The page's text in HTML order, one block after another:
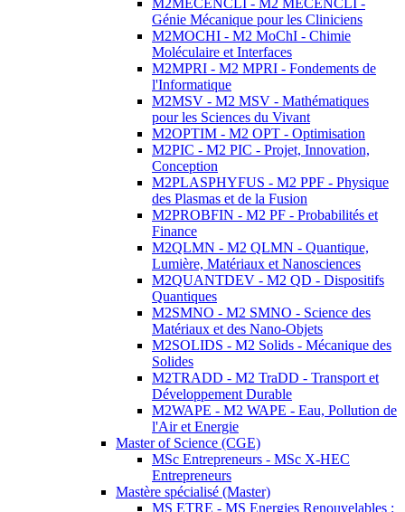
M2MECENCLI - M2 MECENCLI -
Génie Mécanique pour les Cliniciens
M2MOCHI - M2 MoChI - Chimie
Moléculaire et Interfaces
M2MPRI - M2 MPRI - Fondements de
l'Informatique
M2MSV - M2 MSV - Mathématiques
pour les Sciences du Vivant
M2OPTIM - M2 OPT - Optimisation
M2PIC - M2 PIC - Projet, Innovation,
Conception
M2PLASPHYFUS - M2 PPF - Physique
des Plasmas et de la Fusion
M2PROBFIN - M2 PF - Probabilités et
Finance
M2QLMN - M2 QLMN - Quantique,
Lumière, Matériaux et Nanosciences
M2QUANTDEV - M2 QD - Dispositifs
Quantiques
M2SMNO - M2 SMNO - Science des
Matériaux et des Nano-Objets
M2SOLIDS - M2 Solids - Mécanique des
Solides
M2TRADD - M2 TraDD - Transport et
Développement Durable
M2WAPE - M2 WAPE - Eau, Pollution de
l'Air et Energie
Master of Science (CGE)
MSc Entrepreneurs - MSc X-HEC
Entrepreneurs
Mastère spécialisé (Master)
MS ETRE - MS Energies Renouvelables :